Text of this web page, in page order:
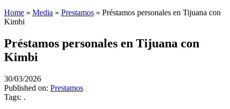
Home » Media » Prestamos » Préstamos personales en Tijuana con
Kimbi
Préstamos personales en Tijuana con
Kimbi
30/03/2026
Published on: Prestamos
Tags: .